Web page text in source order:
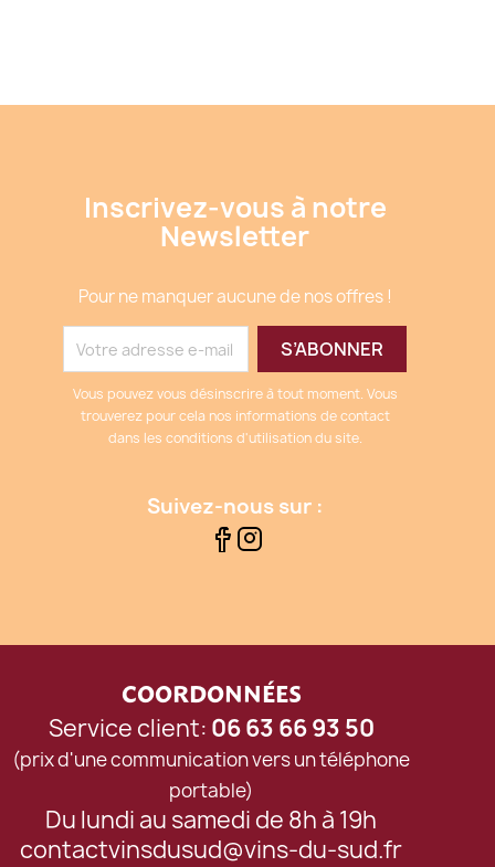
Inscrivez-vous à notre
Newsletter
Pour ne manquer aucune de nos offres !
Vous pouvez vous désinscrire à tout moment. Vous
trouverez pour cela nos informations de contact
dans les conditions d'utilisation du site.
Suivez-nous sur :
COORDONNÉES
Service client: 06 63 66 93 50
(prix d'une communication vers un téléphone
portable)
Du lundi au samedi de 8h à 19h
contactvinsdusud@vins-du-sud.fr